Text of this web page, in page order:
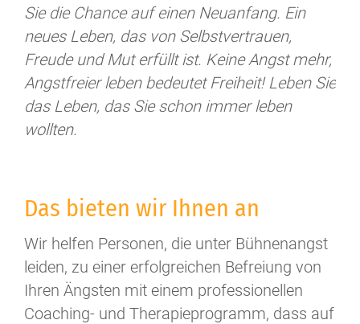
Sie die Chance auf einen Neuanfang. Ein
neues Leben, das von Selbstvertrauen,
Freude und Mut erfüllt ist. Keine Angst mehr,
Angstfreier leben bedeutet Freiheit! Leben Sie
das Leben, das Sie schon immer leben
wollten.
Das bieten wir Ihnen an
Wir helfen Personen, die unter Bühnenangst
leiden, zu einer erfolgreichen Befreiung von
Ihren Ängsten mit einem professionellen
Coaching- und Therapieprogramm, dass auf